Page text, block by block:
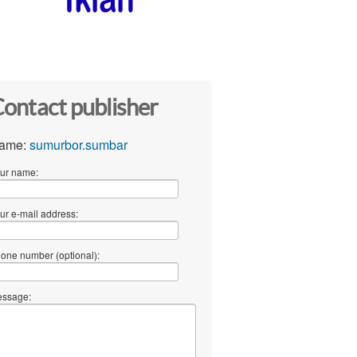
publisher
sumurbor.sumbar
name:
e-mail address:
number (optional):